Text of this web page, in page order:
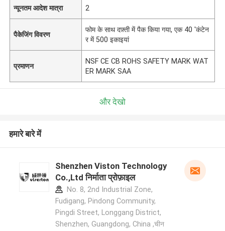
न्यूनतम आदेश मात्रा 2
पैकेजिंग विवरण
फोम के साथ दफ़्ती में पैक किया गया, एक 40 'कंटेन
र में 500 इकाइयां
प्रमाणन
NSF CE CB ROHS SAFETY MARK WAT
ER MARK SAA
और देखो
हमारे बारे में
Shenzhen Viston Technology
Co.,Ltd निर्माता प्रोफ़ाइल
No. 8, 2nd Industrial Zone,
Fudigang, Pindong Community,
Pingdi Street, Longgang District,
Shenzhen, Guangdong, China ,चीन